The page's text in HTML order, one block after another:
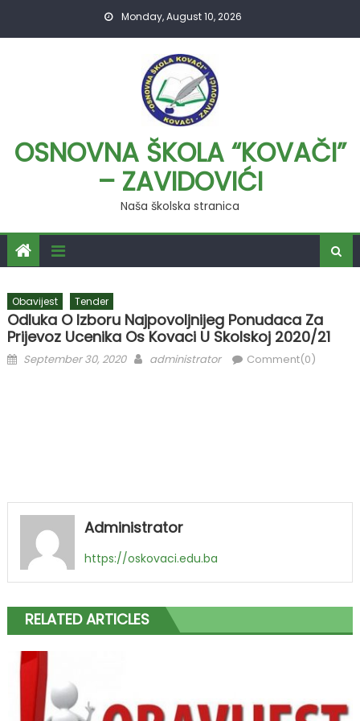
Monday, August 10, 2026
OSNOVNA ŠKOLA “KOVAČI”
– ZAVIDOVIĆI
Naša školska stranica
Obavijest Tender
Odluka O Izboru Najpovoljnijeg Ponudaca Za
Prijevoz Ucenika Os Kovaci U Skolskoj 2020/21
Posted
September 30, 2020 Author
administrator Comment(0)
Administrator
https://oskovaci.edu.ba
RELATED ARTICLES